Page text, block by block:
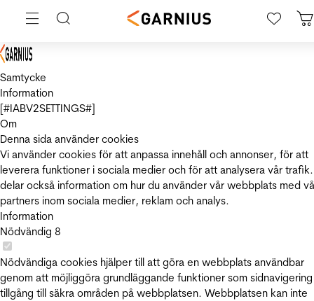
Samtycke
Information
[#IABV2SETTINGS#]
Om
Denna sida använder cookies
Vi använder cookies för att anpassa innehåll och annonser, för att
leverera funktioner i sociala medier och för att analysera vår
delar också information om hur du använder vår webbplats med
partners inom sociala medier, reklam och analys.
Information
Nödvändig 8
Nödvändiga cookies hjälper till att göra en webbplats användbar
genom att möjliggöra grundläggande funktioner som
tillgång till säkra områden på webbplatsen. Webbplatsen kan inte